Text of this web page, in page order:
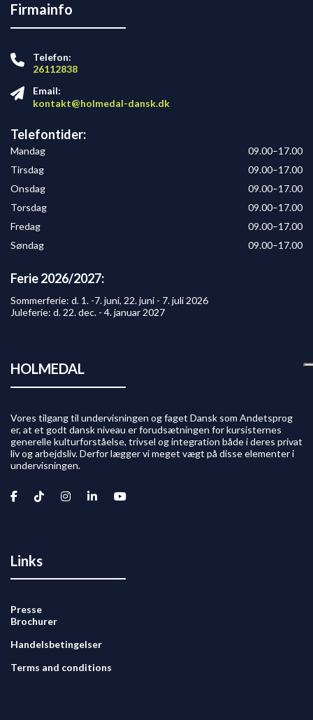
Firmainfo
Telefon:
26112838
Email:
kontakt@holmedal-dansk.dk
Telefontider:
Mandag
09.00–17.00
Tirsdag
09.00–17.00
Onsdag
09.00–17.00
Torsdag
09.00–17.00
Fredag
09.00–17.00
Søndag
09.00–17.00
Ferie 2026/2027:
Sommerferie: d. 1. -7. juni, 22. juni - 7. juli 2026
Juleferie: d. 22. dec. - 4. januar 2027
HOLMEDAL
Vores tilgang til undervisningen og faget Dansk som Andetsprog
er, at et godt dansk niveau er forudsætningen for kursisternes
generelle kulturforståelse, trivsel og integration både i deres privat
liv og arbejdsliv. Derfor lægger vi meget vægt på disse elementer i
undervisningen.
Links
Presse
Brochurer
Handelsbetingelser
Terms and conditions